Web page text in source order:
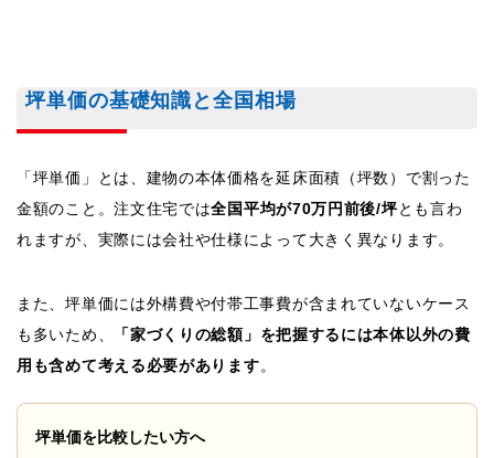
坪単価の基礎知識と全国相場
「坪単価」とは、建物の本体価格を延床面積（坪数）で割った
金額のこと。注文住宅では全国平均が70万円前後/坪とも言わ
れますが、実際には会社や仕様によって大きく異なります。
また、坪単価には外構費や付帯工事費が含まれていないケース
も多いため、
「家づくりの総額」を把握するには本体以外の費
用も含めて考える必要があります。
坪単価を比較したい方へ